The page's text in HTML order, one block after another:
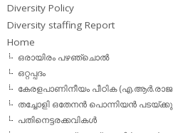
Diversity Policy
Diversity staffing Report
Home
ഒരായിരം പഴഞ്ചൊല്‍
ഒറ്റപ്പദം
കേരളപാണിനീയം പീഠിക
തച്ചോളി ഒതേനൻ പൊന്നിയൻ
പതിനെട്ടരക്കവികള്‍